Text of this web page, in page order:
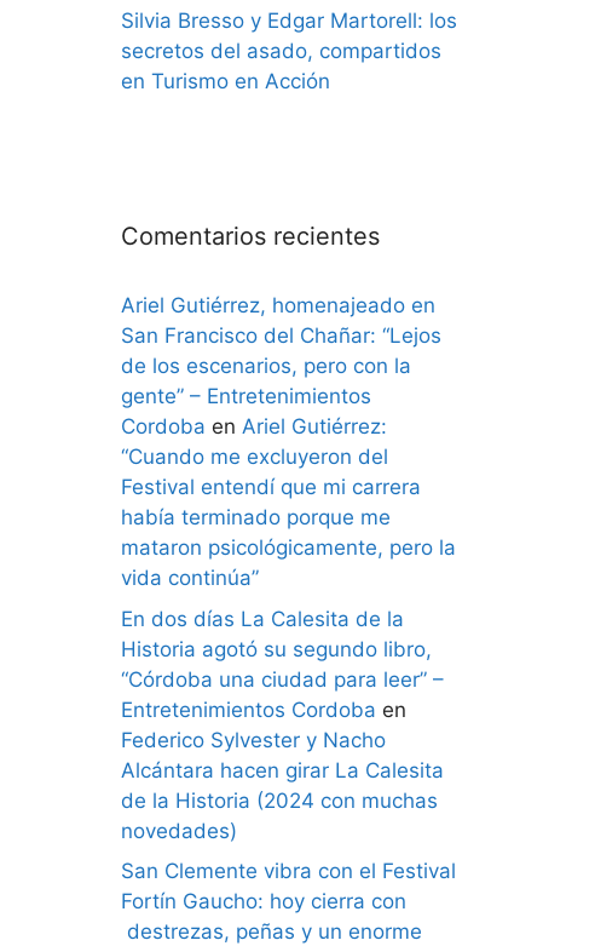
Silvia Bresso y Edgar Martorell: los
secretos del asado, compartidos
en Turismo en Acción
Comentarios recientes
Ariel Gutiérrez, homenajeado en
San Francisco del Chañar: “Lejos
de los escenarios, pero con la
gente” – Entretenimientos
Cordoba en Ariel Gutiérrez:
“Cuando me excluyeron del
Festival entendí que mi carrera
había terminado porque me
mataron psicológicamente, pero la
vida continúa”
En dos días La Calesita de la
Historia agotó su segundo libro,
“Córdoba una ciudad para leer” –
Entretenimientos Cordoba en
Federico Sylvester y Nacho
Alcántara hacen girar La Calesita
de la Historia (2024 con muchas
novedades)
San Clemente vibra con el Festival
Fortín Gaucho: hoy cierra con
destrezas, peñas y un enorme